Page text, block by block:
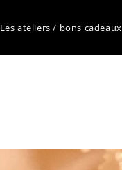
Les ateliers / bons cadeaux